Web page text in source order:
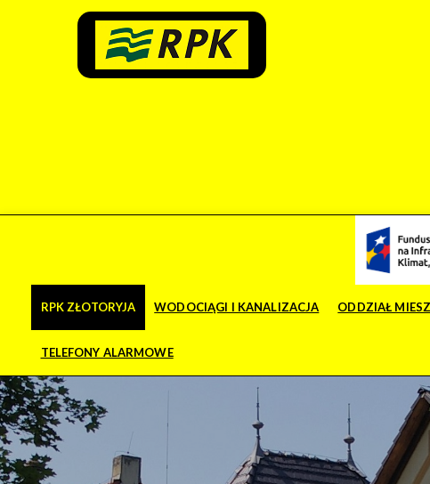
RPK ZŁOTORYJA WODOCIĄGI I KANALIZACJA ODDZIAŁ
TELEFONY ALARMOWE